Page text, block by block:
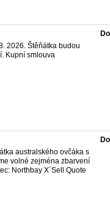
2026. Štěňátka budou
Kupní smlouva
australského ovčáka s
volné zejména zbarvení
Northbay X´Sell Quote